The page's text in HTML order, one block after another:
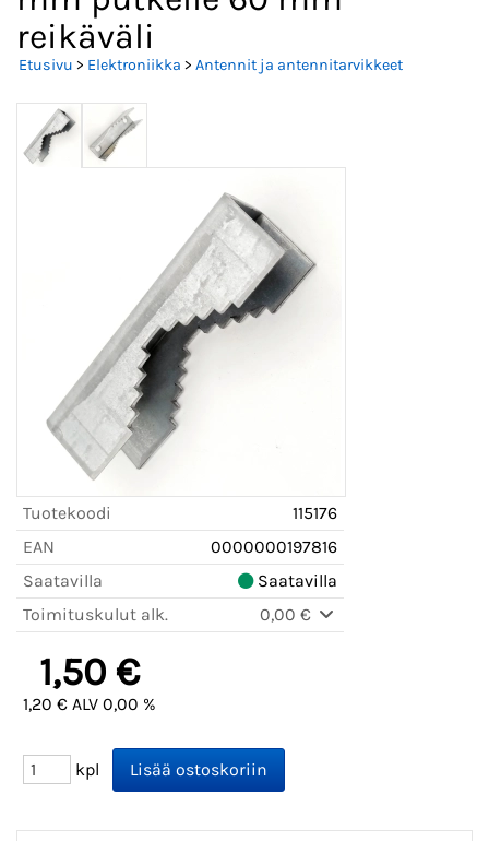
reikäväli
Etusivu > Elektroniikka > Antennit ja antennitarvikkeet
Tuotekoodi
115176
EAN
0000000197816
Saatavilla
Saatavilla
Toimituskulut alk.
0,00 €
1,50 €
1,20 € ALV 0,00 %
kpl